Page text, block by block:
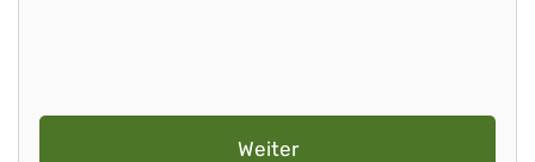
Weiter